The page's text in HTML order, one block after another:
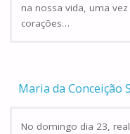
na nossa vida, uma
corações…
Maria da Conceição
No domingo dia 23,